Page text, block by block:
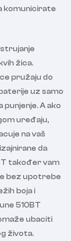
komunicirate
žica.
pružaju do
uz samo
punjenje. A ako
uređaju,
na vaš
da
također vam
bez upotrebe
boja i
510BT
ubaciti
života.